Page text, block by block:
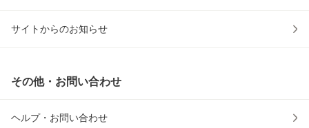
サイトからのお知らせ
その他・お問い合わせ
ヘルプ・お問い合わせ